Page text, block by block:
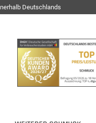
Deutschlands